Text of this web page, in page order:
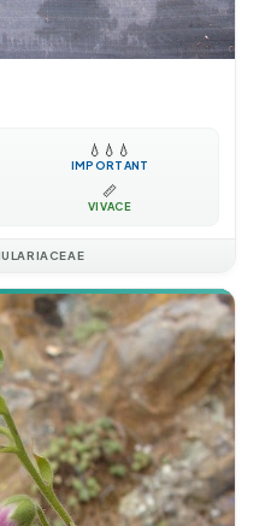
💧 💧 💧
IMPORTANT
📏
VIVACE